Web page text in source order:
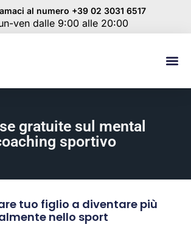
al numero +39 02 3031 6517
ven dalle 9:00 alle 20:00
gratuite sul mental
sportivo
tuo figlio a diventare più
nello sport